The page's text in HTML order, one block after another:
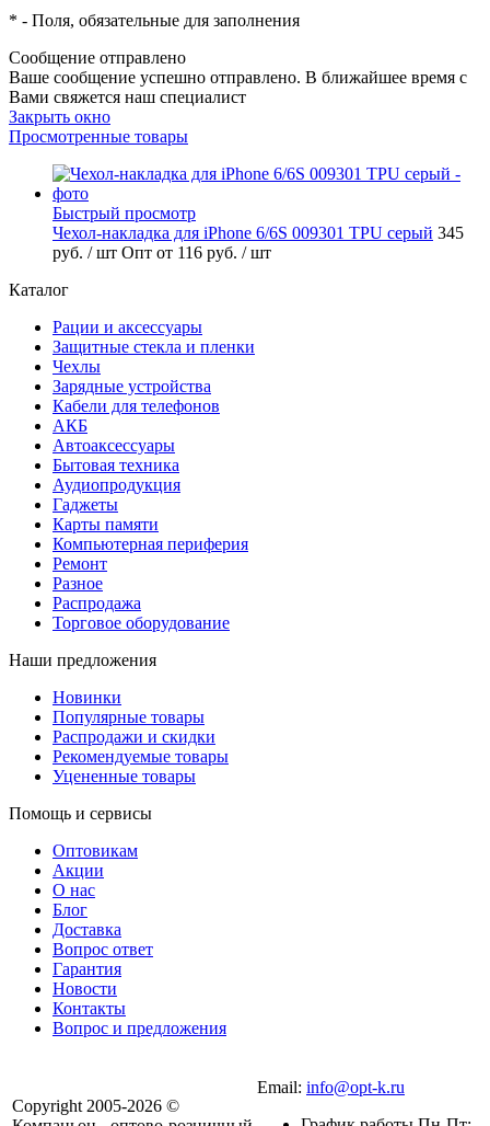
* - Поля, обязательные для заполнения
Сообщение отправлено
Ваше сообщение успешно отправлено. В ближайшее время с
Вами свяжется наш специалист
Закрыть окно
Просмотренные товары
Быстрый просмотр
Чехол-накладка для iPhone 6/6S 009301 TPU серый 345
руб. / шт Опт от 116 руб. / шт
Каталог
Рации и аксессуары
Защитные стекла и пленки
Чехлы
Зарядные устройства
Кабели для телефонов
АКБ
Автоаксессуары
Бытовая техника
Аудиопродукция
Гаджеты
Карты памяти
Компьютерная периферия
Ремонт
Разное
Распродажа
Торговое оборудование
Наши предложения
Новинки
Популярные товары
Распродажи и скидки
Рекомендуемые товары
Уцененные товары
Помощь и сервисы
Оптовикам
Акции
О нас
Блог
Доставка
Вопрос ответ
Гарантия
Новости
Контакты
Вопрос и предложения
Copyright 2005-2026 ©
Email: info@opt-k.ru